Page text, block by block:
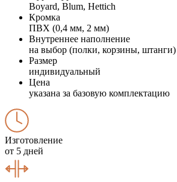
Boyard, Blum, Hettich
Кромка
ПВХ (0,4 мм, 2 мм)
Внутреннее наполнение
на выбор (полки, корзины, штанги)
Размер
индивидуальный
Цена
указана за базовую комплектацию
Изготовление
от 5 дней